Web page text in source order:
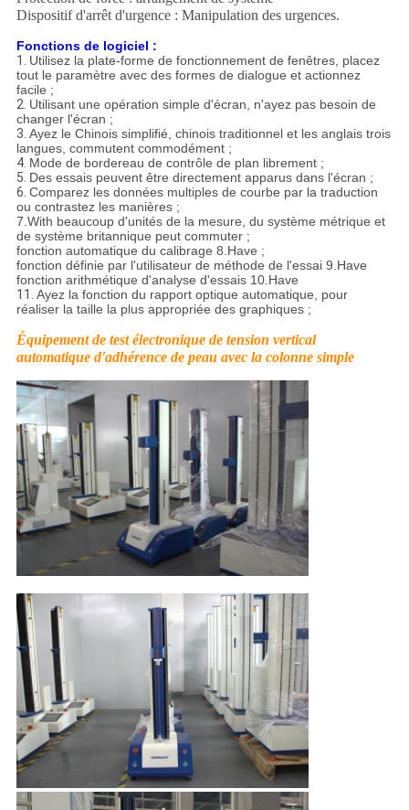
Dispositif d'arrêt d'urgence : Manipulation des urgences.
Fonctions de logiciel :
1. Utilisez la plate-forme de fonctionnement de fenêtres, placez
tout le paramètre avec des formes de dialogue et actionnez
facile ;
2. Utilisant une opération simple d'écran, n'ayez pas besoin de
changer l'écran ;
3. Ayez le Chinois simplifié, chinois traditionnel et les anglais trois
langues, commutent commodément ;
4. Mode de bordereau de contrôle de plan librement ;
5. Des essais peuvent être directement apparus dans l'écran ;
6. Comparez les données multiples de courbe par la traduction
ou contrastez les manières ;
7.With beaucoup d'unités de la mesure, du système métrique et
de système britannique peut commuter ;
fonction automatique du calibrage 8.Have ;
fonction définie par l'utilisateur de méthode de l'essai 9.Have
fonction arithmétique d'analyse d'essais 10.Have
11. Ayez la fonction du rapport optique automatique, pour
réaliser la taille la plus appropriée des graphiques ;
Équipement de test électronique de tension vertical
automatique d'adhérence de peau avec la colonne simple